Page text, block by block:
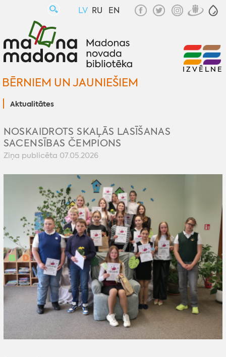
LV RU EN
BĒRNIEM UN JAUNIEŠIEM
Aktualitātes
IZVĒLNE
NOSKAIDROTS SKAĻĀS LASĪŠANAS
SACENSĪBAS ČEMPIONS
Ziņa publicēta 07.05.2026